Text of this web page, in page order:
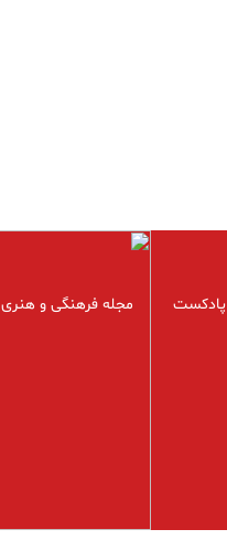
پادکست مجله فرهنگی و هنری